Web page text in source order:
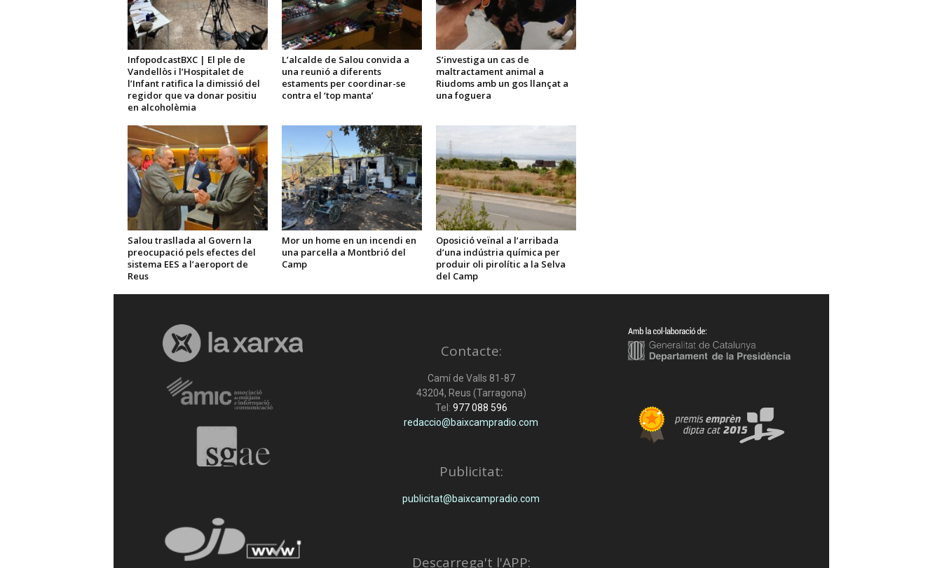
InfopodcastBXC | El ple de
Vandellòs i l’Hospitalet de
l’Infant ratifica la dimissió del
regidor que va donar positiu
en alcoholèmia
L’alcalde de Salou convida a
una reunió a diferents
estaments per coordinar-se
contra el ‘top manta’
S’investiga un cas de
maltractament animal a
Riudoms amb un gos llançat a
una foguera
Salou trasllada al Govern la
preocupació pels efectes del
sistema EES a l’aeroport de
Reus
Mor un home en un incendi en
una parcel·la a Montbrió del
Camp
Oposició veïnal a l’arribada
d’una indústria química per
produir oli pirolític a la Selva
del Camp
Contacte:
Camí de Valls 81-87
43204, Reus (Tarragona)
Tel: 977 088 596
redaccio@baixcampradio.com
Publicitat:
publicitat@baixcampradio.com
Descarrega't l'APP: